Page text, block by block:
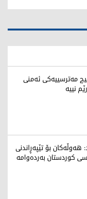
مەترسییەکی ئەمنی
نییە
بۆ تێپەڕاندنی
کوردستان بەردەوامە